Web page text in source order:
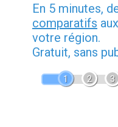
En 5 minutes,
comparatifs aux
votre région.
Gratuit, sans
1 2 3